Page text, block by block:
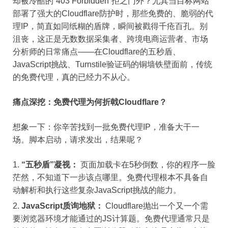
部署了强大的Cloudflare防护时，那些免费的、脆弱的代
理IP，简直如同纸糊的盾牌，瞬间被戳得千疮百孔。别
沮丧，这正是无数数据采集者、跨境电商运营者、市场
分析师的日常痛点——在Cloudflare的五秒盾、
JavaScript挑战、Turnstile验证码的铜墙铁壁面前，传统
的免费代理，真的已经力不从心。
痛点深挖：免费代理为何折戟Cloudflare？
想象一下：你辛苦找到一批免费代理IP，准备大干一
场。脚本启动，请求发出，结果呢？
“五秒盾”凝视： 页面加载卡在5秒倒数，你的程序一脸
茫然，不知道下一步该点哪里。免费代理根本不具备自
动解析和执行这些复杂JavaScript挑战的能力。
JavaScript质询地狱： Cloudflare抛出一个又一个需
要浏览器环境才能通过的JS计算题。免费代理通常只是